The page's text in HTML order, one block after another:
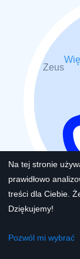
Kontakt
Zeus
Na tej stronie
prawidłowo
treści dla Ciebie.
Dziękujemy!
Pozwól mi wybrać